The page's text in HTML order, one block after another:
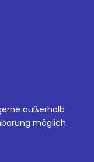
außerhalb
möglich.